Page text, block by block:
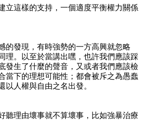
立這樣的支持，一個適度平衡權力關係
的發現，有時強勢的一方高興就忽略
理。以至於當講出嘿，也許我們應該踩
發生了什麼的聲音，又或者我們應該檢
當下的理想可能性；都會被斥之為愚蠢
以人權與自由之名出發。
聽理由壞事就不算壞事，比如強暴治療